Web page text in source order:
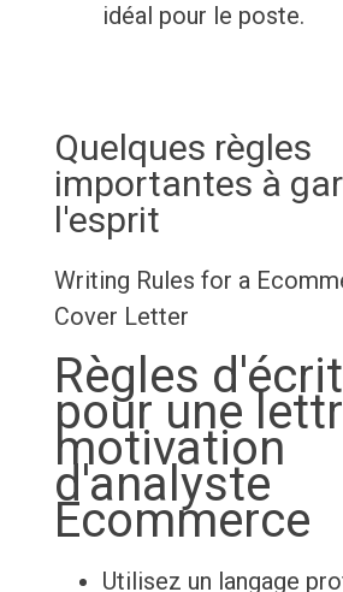
idéal pour le poste.
Quelques règles
importantes à
l'esprit
Writing Rules for a
Cover Letter
Règles
pour une
motivation
d'analyste
Ecommerce
Utilisez un langage